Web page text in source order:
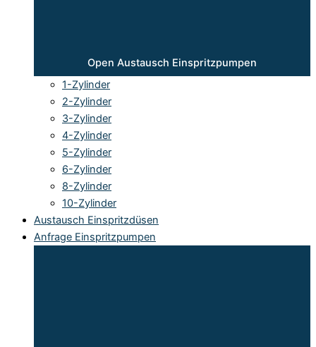
Open Austausch Einspritzpumpen
1-Zylinder
2-Zylinder
3-Zylinder
4-Zylinder
5-Zylinder
6-Zylinder
8-Zylinder
10-Zylinder
Austausch Einspritzdüsen
Anfrage Einspritzpumpen